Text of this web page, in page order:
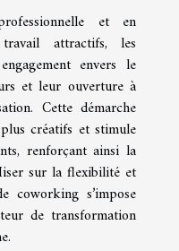
et en
attractifs, les
envers le
et leur ouverture à
Cette démarche
créatifs et stimule
renforçant ainsi la
sur la flexibilité et
coworking s’impose
de transformation